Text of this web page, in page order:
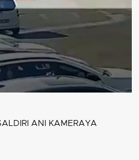
ANI KAMERAYA